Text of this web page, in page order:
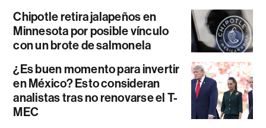
Chipotle retira jalapeños en
Minnesota por posible vínculo
con un brote de salmonela
¿Es buen momento para invertir
en México? Esto consideran
analistas tras no renovarse el T-
MEC